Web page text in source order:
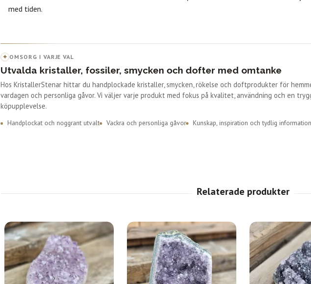
med tiden.
✦ OMSORG I VARJE VAL
Utvalda kristaller, fossiler, smycken och dofter med omtanke
Hos KristallerStenar hittar du handplockade kristaller, smycken, rökelse och doftprodukter för
vardagen och personliga gåvor. Vi väljer varje produkt med fokus på kvalitet, användning och en
köpupplevelse.
Handplockat och noggrant utvalt Vackra och personliga gåvor Kunskap, inspiration och tydlig information